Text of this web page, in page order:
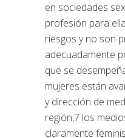
en sociedades
profesión para
riesgos y no son
adecuadamente
que se
mujeres están
y dirección de
región,7 los
claramente